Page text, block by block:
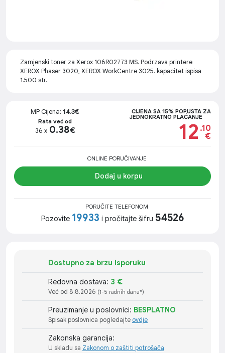
Zamjenski toner za Xerox 106R02773 MS. Podrzava printere
XEROX Phaser 3020, XEROX WorkCentre 3025. kapacitet ispisa
1.500 str.
MP Cijena: 14.3€
Rata već od
36 x 0.38€
CIJENA SA 15% POPUSTA ZA
JEDNOKRATNO PLAĆANJE
12 .10
€
ONLINE PORUČIVANJE
Dodaj u korpu
PORUČITE TELEFONOM
Pozovite 19933 i pročitajte šifru 54526
Dostupno za brzu isporuku
Redovna dostava: 3 €
Već od 8.8.2026 (1-5 radnih dana*)
Preuzimanje u poslovnici: BESPLATNO
Spisak poslovnica pogledajte ovdje
Zakonska garancija:
U skladu sa Zakonom o zaštiti potrošača